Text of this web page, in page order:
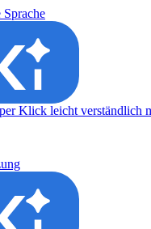
Klick leicht verständlich